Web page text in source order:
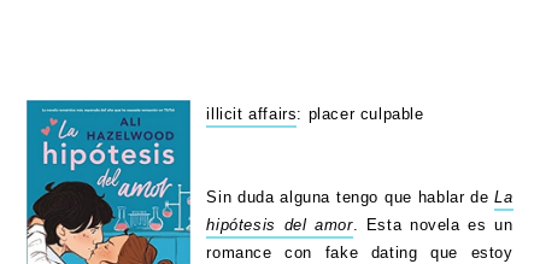
illicit affairs: placer culpable
Sin duda alguna tengo que hablar deLa
hipótesis del amor. Esta novela es un
romance con fake dating que estoy